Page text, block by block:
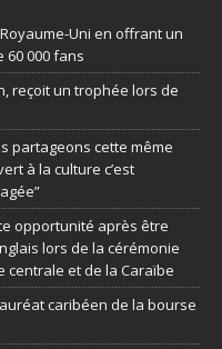
Uni en offrant un
60 000 fans
reçoit un trophée lors de
partageons cette même
à la culture c’est
opportunité après être
lors de la cérémonie
centrale et de la Caraïbe
caribéen de la bourse